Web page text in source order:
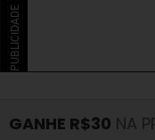
PUBLICIDADE
GANHE R$30 NA